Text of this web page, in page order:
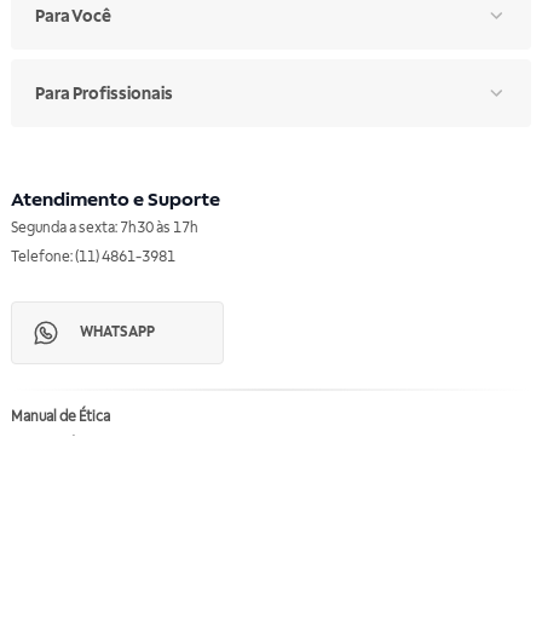
Para Você
Para Profissionais
Atendimento e Suporte
Segunda a sexta: 7h30 às 17h
Telefone: (11) 4861-3981
WHATSAPP
Manual de Ética